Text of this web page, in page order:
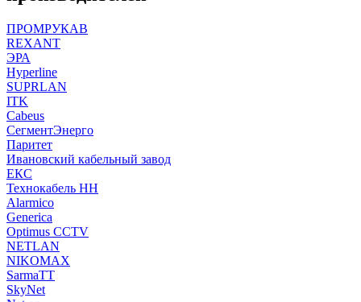
ПРОМРУКАВ
REXANT
ЭРА
Hyperline
SUPRLAN
ITK
Cabeus
СегментЭнерго
Паритет
Ивановский кабельный завод
ЕКС
Технокабель НН
Alarmico
Generica
Optimus CCTV
NETLAN
NIKOMAX
SarmaTT
SkyNet